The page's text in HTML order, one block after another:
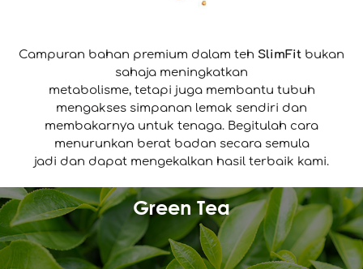
Campuran bahan premium dalam teh SlimFit bukan
sahaja meningkatkan
metabolisme, tetapi juga membantu tubuh
mengakses simpanan lemak sendiri dan
membakarnya untuk tenaga. Begitulah cara
menurunkan berat badan secara semula
jadi dan dapat mengekalkan hasil terbaik kami.
Green Tea